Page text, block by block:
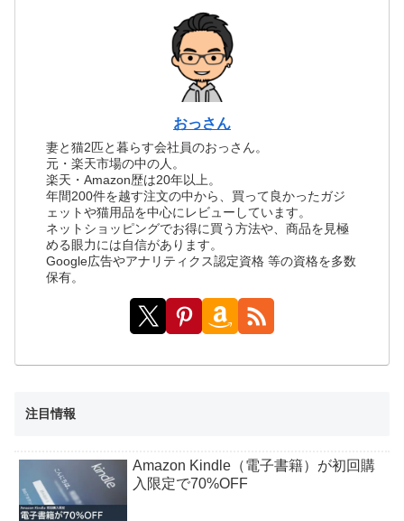
おっさん
妻と猫2匹と暮らす会社員のおっさん。
元・楽天市場の中の人。
楽天・Amazon歴は20年以上。
年間200件を越す注文の中から、買って良かったガジ
ェットや猫用品を中心にレビューしています。
ネットショッピングでお得に買う方法や、商品を見極
める眼力には自信があります。
Google広告やアナリティクス認定資格 等の資格を多数
保有。
注目情報
Amazon Kindle（電子書籍）が初回購
入限定で70%OFF